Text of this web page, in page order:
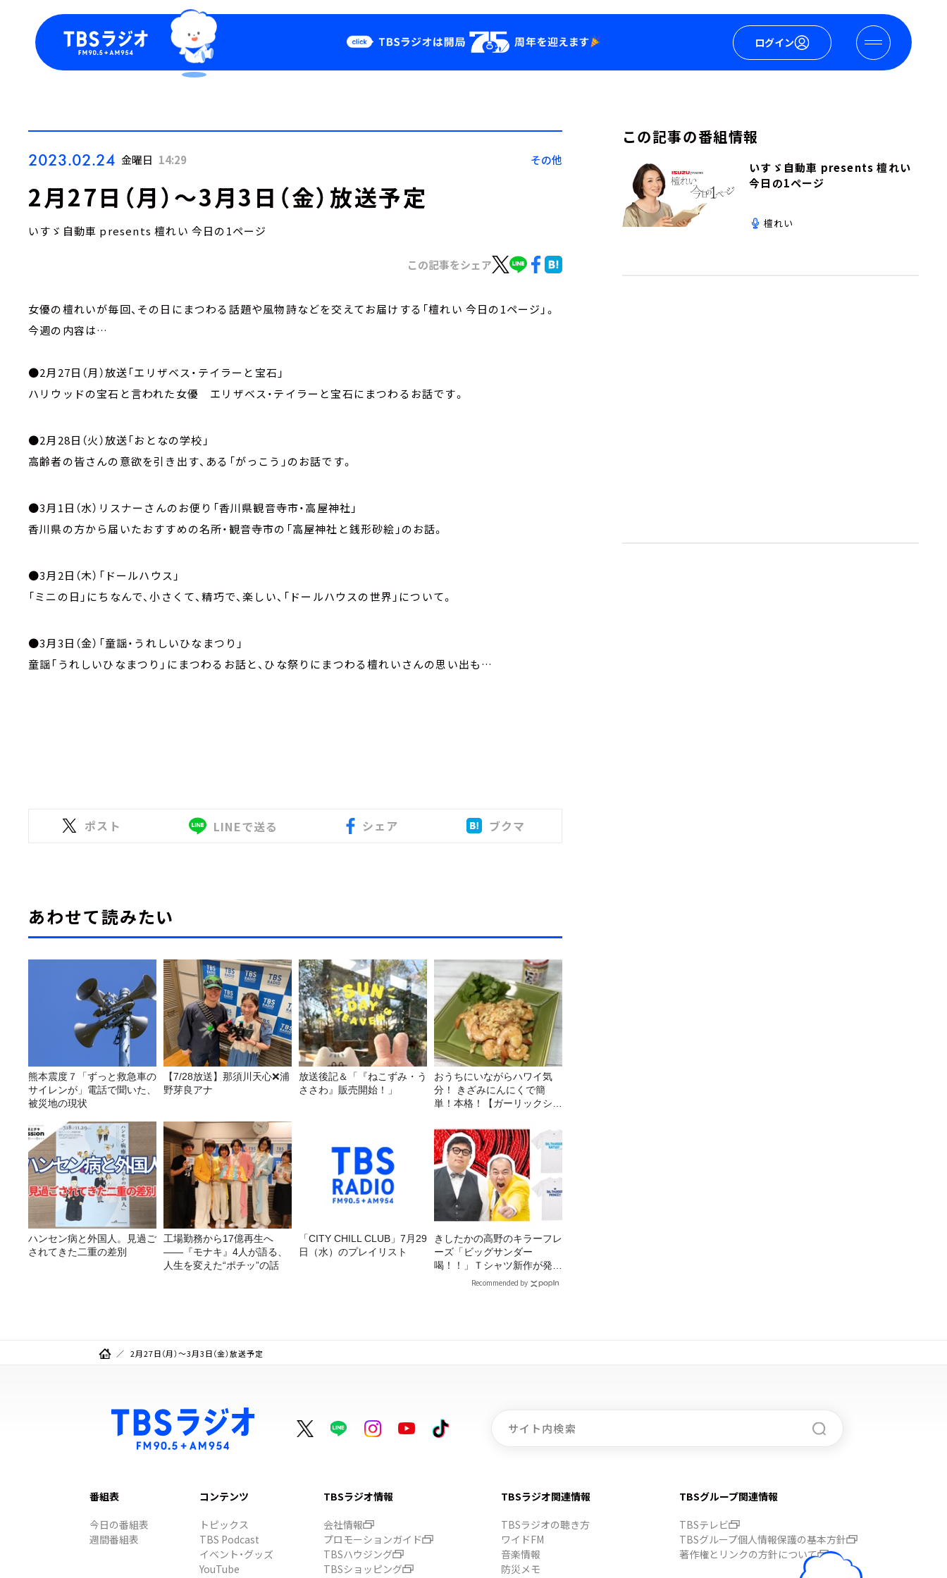
ログイン
Podcast
YouTube
2023.02.24 金曜日 14:29 その他
2月27日（月）～3月3日（金）放送予定
いすゞ自動車 presents 檀れい 今日の1ページ
この記事をシェア
女優の檀れいが毎回、その日にまつわる話題や風物詩などを交えてお届けする「檀れい 今日の1ページ」。
今週の内容は…
●2月27日（月）放送「エリザベス・テイラーと宝石」
ハリウッドの宝石と言われた女優 エリザベス・テイラーと宝石にまつわるお話です。
●2月28日（火）放送「おとなの学校」
高齢者の皆さんの意欲を引き出す、ある「がっこう」のお話です。
●3月1日（水）リスナーさんのお便り「香川県観音寺市・高屋神社」
香川県の方から届いたおすすめの名所・観音寺市の「高屋神社と銭形砂絵」のお話。
●3月2日（木）「ドールハウス」
「ミニの日」にちなんで、小さくて、精巧で、楽しい、「ドールハウスの世界」について。
●3月3日（金）「童謡・うれしいひなまつり」
童謡「うれしいひなまつり」にまつわるお話と、ひな祭りにまつわる檀れいさんの思い出も…
ポスト LINEで送る シェア ブクマ
あわせて読みたい
熊本震度７「ずっと救急車の
サイレンが」電話で聞いた、
被災地の現状
【7/28放送】那須川天心❌浦
野芽良アナ
放送後記＆「『ねこずみ・う
ささわ』販売開始！」
おうちにいながらハワイ気
分！ きざみにんにくで簡
単！本格！【ガーリックシュ
シピ
ハンセン病と外国人。見過ご
されてきた二重の差別
工場勤務から17億再生へ
——『モナキ』4人が語る、
人生を変えた“ポチッ”の話
「CITY CHILL CLUB」7月29
日（水）のプレイリスト
きしたかの高野のキラーフレ
ーズ「ビッグサンダー
喝！！」Ｔシャツ新作が発売
Recommended by
この記事の番組情報
いすゞ自動車 presents 檀れい
今日の1ページ
檀れい
2月27日（月）～3月3日（金）放送予定
番組表
今日の番組表
週間番組表
コンテンツ
トピックス
TBS Podcast
イベント・グッズ
YouTube
TBSラジオ情報
会社情報
プロモーションガイド
TBSハウジング
TBSショッピング
TBSラジオ関連情報
TBSラジオの聴き方
ワイドFM
音楽情報
防災メモ
TBSグループ関連情報
TBSテレビ
TBSグループ個人情報保護の基本方針
著作権とリンクの方針について